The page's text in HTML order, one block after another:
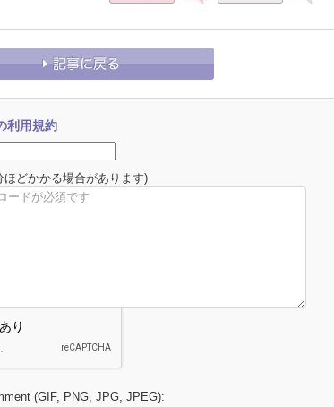
利用規約
ほどかかる場合があります)
(GIF, PNG, JPG, JPEG):